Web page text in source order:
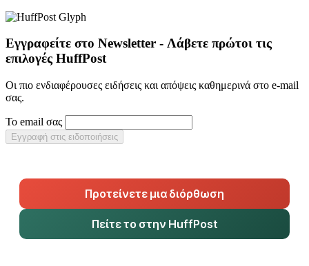
Εγγραφείτε στο Newsletter - Λάβετε πρώτοι τις
επιλογές HuffPost
Οι πιο ενδιαφέρουσες ειδήσεις και απόψεις καθημερινά στο e-mail
σας.
Το email σας
Εγγραφή στις ειδοποιήσεις
Προτείνετε μια διόρθωση
Πείτε το στην HuffPost